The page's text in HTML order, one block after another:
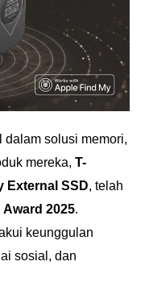
dalam solusi memori,
mereka, T-
External SSD, telah
2025.
keunggulan
sosial, dan